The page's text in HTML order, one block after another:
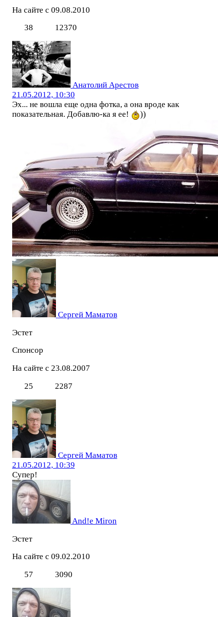
На сайте с 09.08.2010
38
12370
Анатолий Арестов
21.05.2012, 10:30
Эх... не вошла еще одна фотка, а она вроде как
показательная. Добавлю-ка я ее!
))
Сергей Маматов
Эстет
Спонсор
На сайте с 23.08.2007
25
2287
Сергей Маматов
21.05.2012, 10:39
Супер!
And!e Miron
Эстет
На сайте с 09.02.2010
57
3090